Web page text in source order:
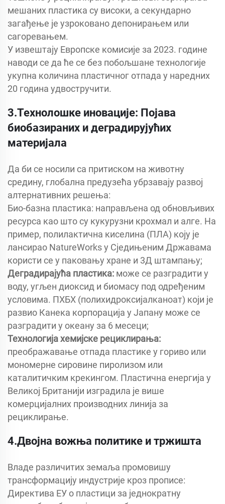
мешаних пластика су високи, а секундарно
загађење је узроковано депонирањем или
сагоревањем.
У извештају Европске комисије за 2023. године
наводи се да ће се без побољшане технологије
укупна количина пластичног отпада у наредних
20 година удвостручити.
3.Технолошке иновације: Појава
биобазираних и деградирујућих
материјала
Да би се носили са притиском на животну
средину, глобална предузећа убрзавају развој
алтернативних решења:
Био-базна пластика: направљена од обновљивих
ресурса као што су кукурузни крохмал и алге. На
пример, полилактична киселина (ПЛА) коју је
лансирао NatureWorks у Сједињеним Државама
користи се у паковању хране и 3Д штампању;
Деградирајућа пластика: може се разградити у
воду, угљен диоксид и биомасу под одређеним
условима. ПХБХ (полихидроксијалканоат) који је
развио Канека корпорација у Јапану може се
разградити у океану за 6 месеци;
Технологија хемијске рециклирања:
преображавање отпада пластике у гориво или
мономерне сировине пиролизом или
каталитичким крекингом. Пластична енергија у
Великој Британији изградила је више
комерцијалних производних линија за
рециклирање.
4.Двојна вожња политике и тржишта
Владе различитих земаља промовишу
трансформацију индустрије кроз прописе:
Директива ЕУ о пластици за једнократну